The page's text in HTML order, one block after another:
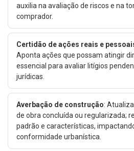
auxilia na avaliação de riscos e na
comprador.
Certidão de ações reais e
Aponta ações que possam atingir
essencial para avaliar litígios
jurídicas.
Averbação de construção:
de obra concluída ou regularizada;
padrão e características,
conformidade urbanística.